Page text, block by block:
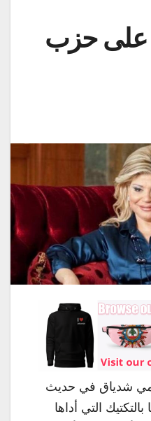
على حزب
مي شدياق في حديث
بالتكتيك التي أداها